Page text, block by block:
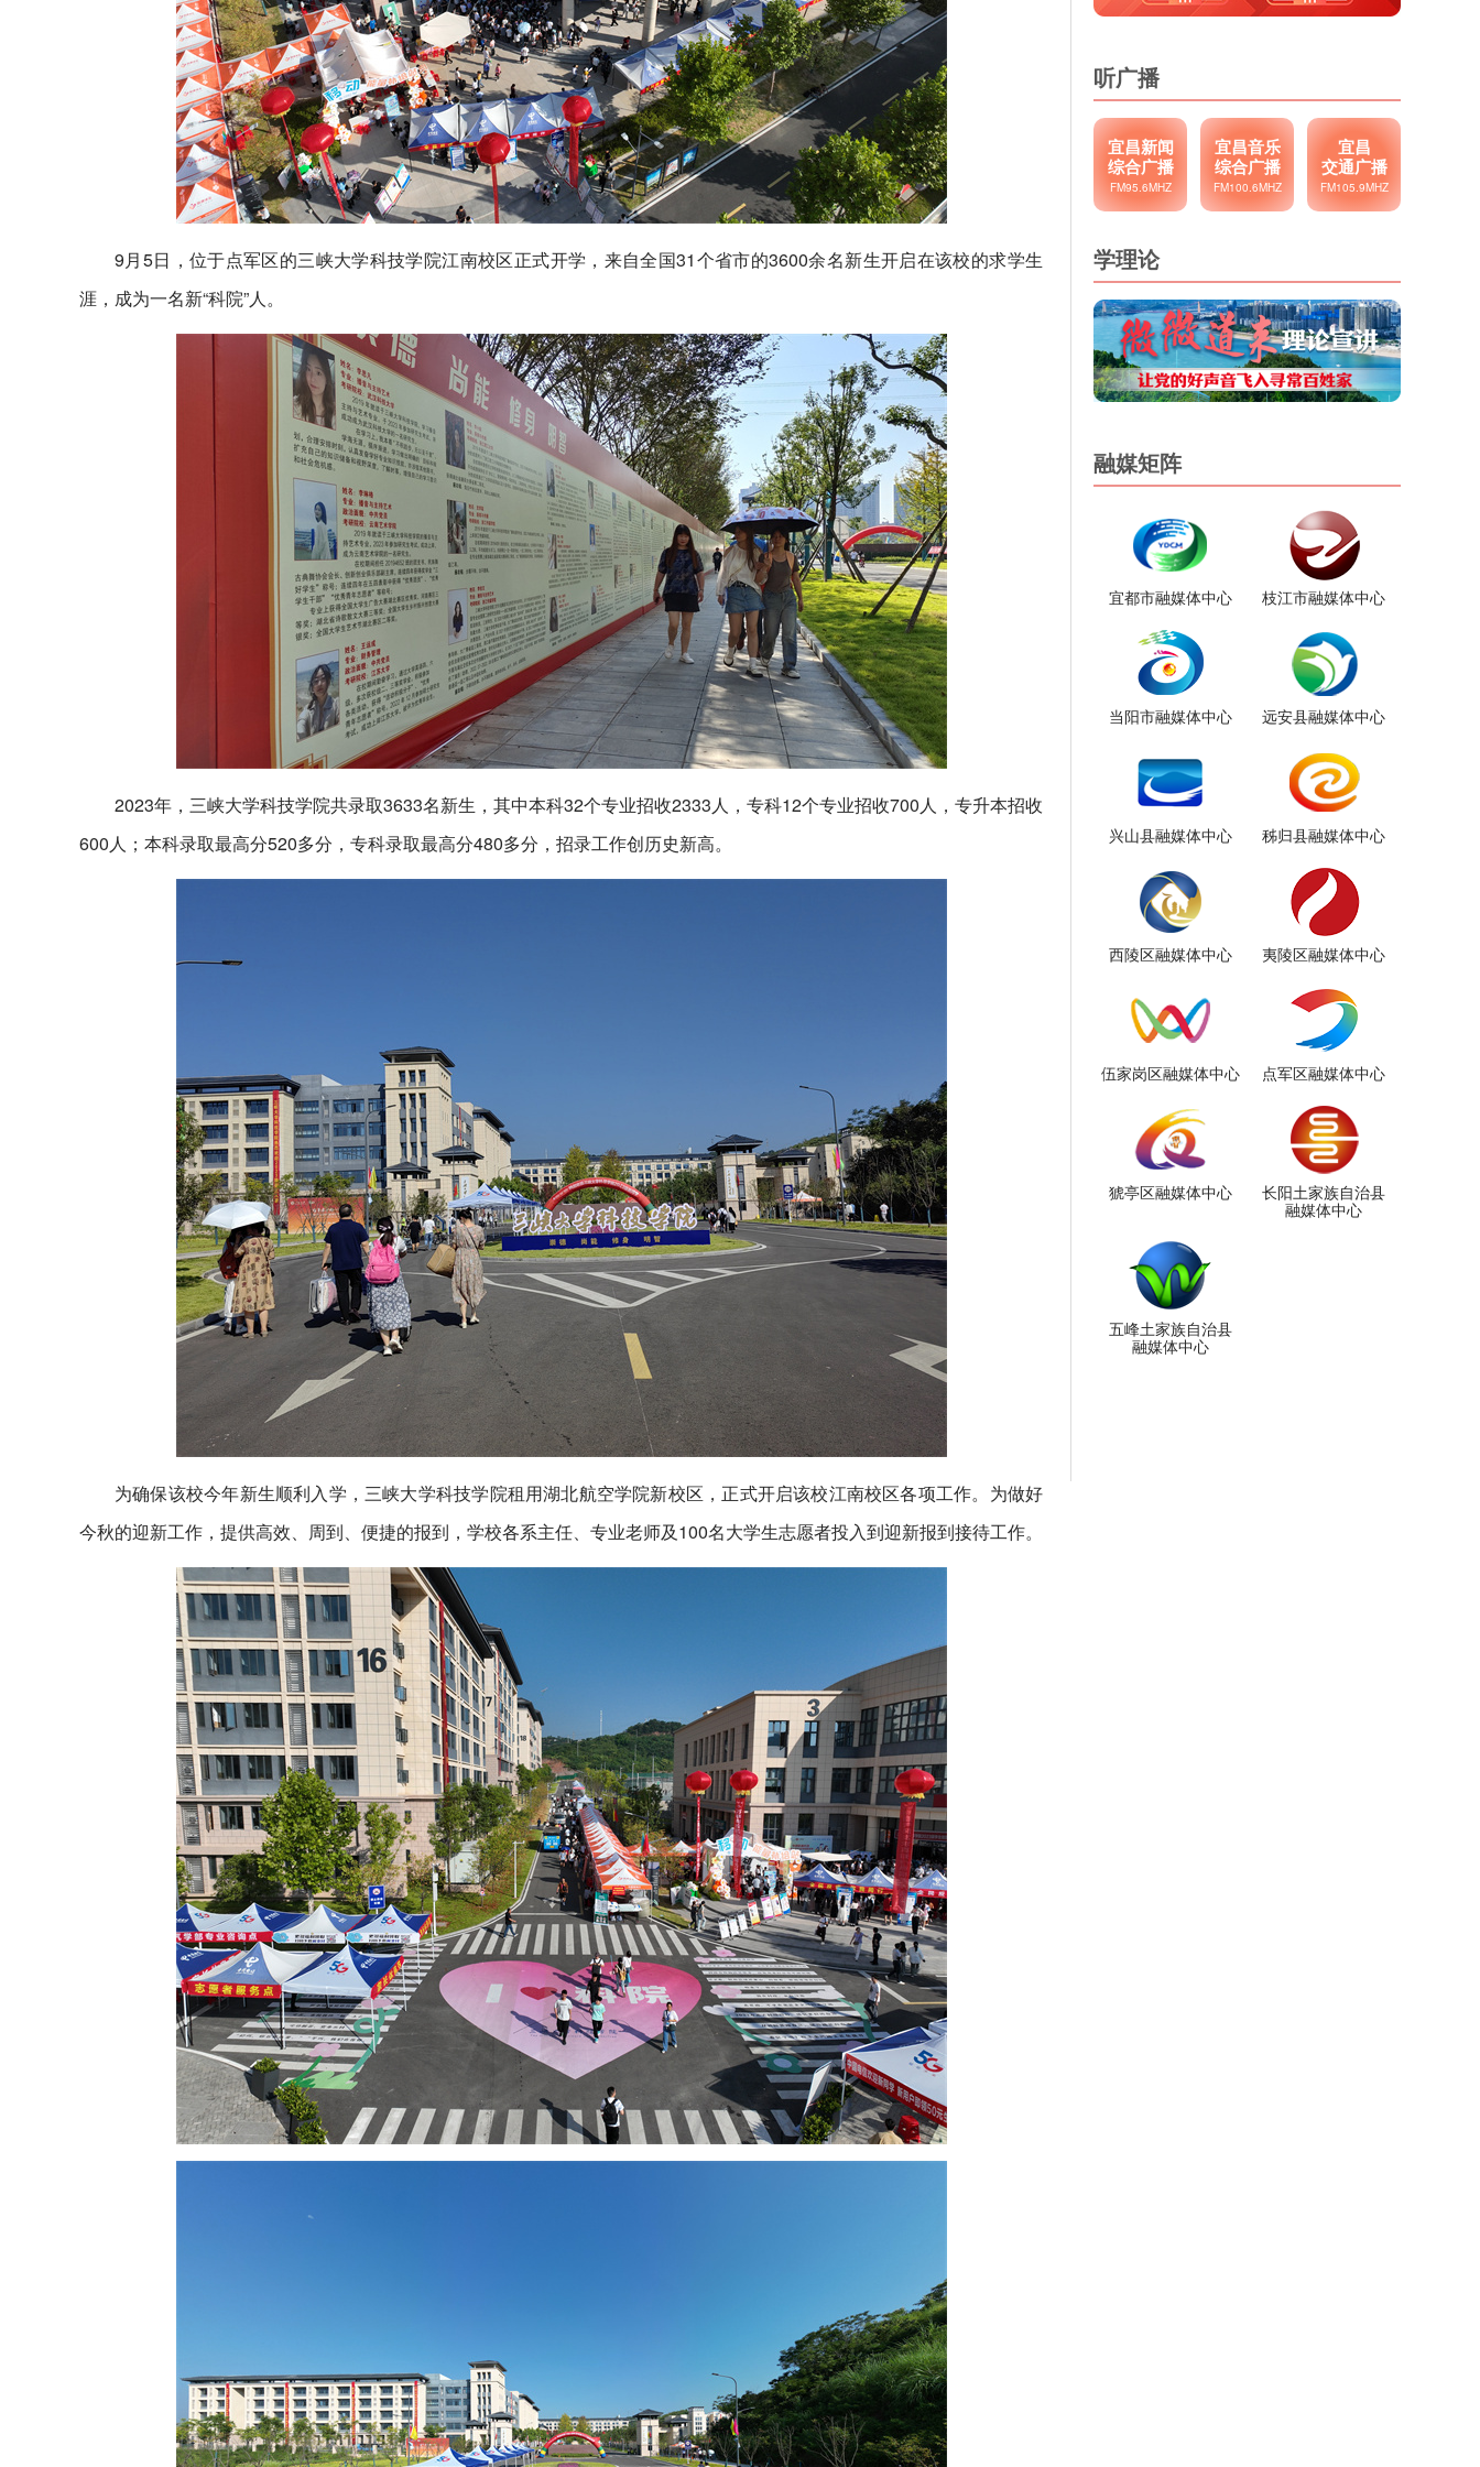
9月5日，位于点军区的三峡大学科技学院江南校区正式开学，来自全国31个省市的3600余名新生开启在该校的求学生
涯，成为一名新“科院”人。
2023年，三峡大学科技学院共录取3633名新生，其中本科32个专业招收2333人，专科12个专业招收700人，专升本招收
600人；本科录取最高分520多分，专科录取最高分480多分，招录工作创历史新高。
为确保该校今年新生顺利入学，三峡大学科技学院租用湖北航空学院新校区，正式开启该校江南校区各项工作。为做好
今秋的迎新工作，提供高效、周到、便捷的报到，学校各系主任、专业老师及100名大学生志愿者投入到迎新报到接待工作。
听广播
宜昌新闻
综合广播
FM95.6MHZ
宜昌音乐
综合广播
FM100.6MHZ
宜昌
交通广播
FM105.9MHZ
学理论
融媒矩阵
宜都市融媒体中心 枝江市融媒体中心
当阳市融媒体中心 远安县融媒体中心
兴山县融媒体中心 秭归县融媒体中心
西陵区融媒体中心 夷陵区融媒体中心
伍家岗区融媒体中心 点军区融媒体中心
猇亭区融媒体中心
长阳土家族自治县
融媒体中心
五峰土家族自治县
融媒体中心